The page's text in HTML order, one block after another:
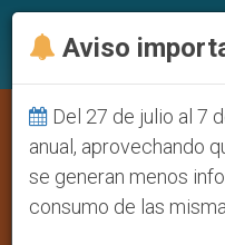
Obispo
acusaciones
Correa
Aviso
Del 27 de julio al 7
anual, aprovechando
se generan menos
consumo de las